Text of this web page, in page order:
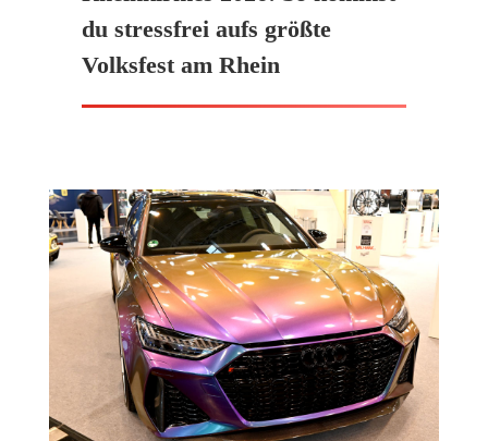
du stressfrei aufs größte
Volksfest am Rhein